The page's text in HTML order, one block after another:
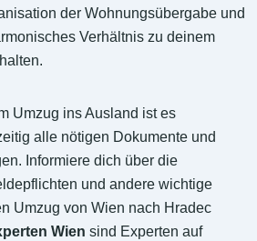
der Wohnungsübergabe und
Verhältnis zu deinem
Umzug ins Ausland ist es
alle nötigen Dokumente und
Informiere dich über die
und andere wichtige
Umzug von Wien nach Hradec
Wien sind Experten auf